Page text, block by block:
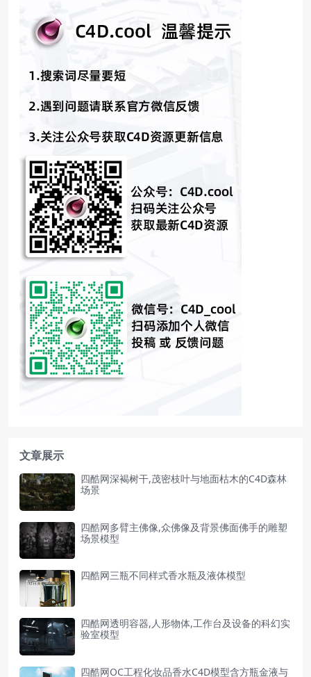
文章展示
四酷网深褐树干,茂密枝叶与地面枯木的C4D森林
场景
四酷网多臂主佛像,众佛像及背景佛面佛手的雕塑
场景模型
四酷网三瓶不同样式香水瓶及液体模型
四酷网透明容器,人形物体,工作台及设备的科幻实
验室模型
四酷网OC工程化妆品香水C4D模型含方瓶金液与